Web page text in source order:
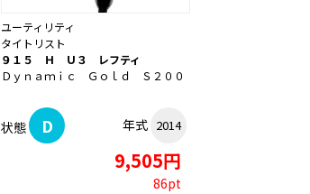
ユーティリティ
タイトリスト
９１５ Ｈ Ｕ３ レフティ
Ｄｙｎａｍｉｃ Ｇｏｌｄ Ｓ２００
状態 D 年式 2014
9,505円
86pt